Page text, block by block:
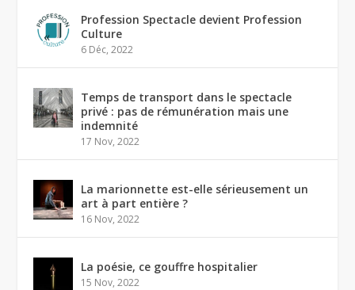
Profession Spectacle devient Profession
Culture
6 Déc, 2022
Temps de transport dans le spectacle
privé : pas de rémunération mais une
indemnité
17 Nov, 2022
La marionnette est-elle sérieusement un
art à part entière ?
16 Nov, 2022
La poésie, ce gouffre hospitalier
15 Nov, 2022